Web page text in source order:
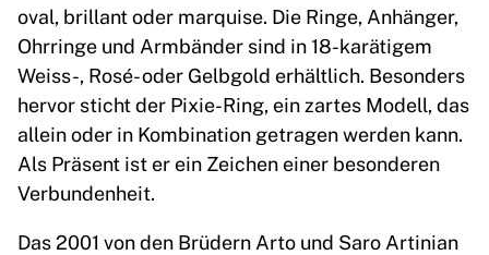
oval, brillant oder marquise. Die Ringe, Anhänger,
Ohrringe und Armbänder sind in 18-karätigem
Weiss-, Rosé- oder Gelbgold erhältlich. Besonders
hervor sticht der Pixie-Ring, ein zartes Modell, das
allein oder in Kombination getragen werden kann.
Als Präsent ist er ein Zeichen einer besonderen
Verbundenheit.
Das 2001 von den Brüdern Arto und Saro Artinian